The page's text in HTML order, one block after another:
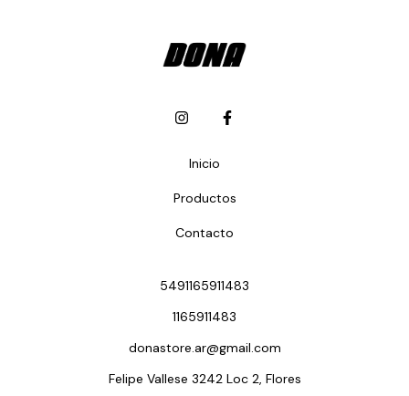
Inicio
Productos
Contacto
5491165911483
1165911483
donastore.ar@gmail.com
Felipe Vallese 3242 Loc 2, Flores